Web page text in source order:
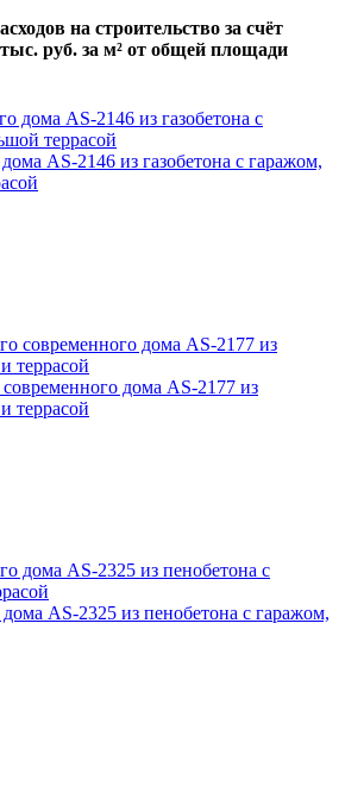
на строительство за счёт
руб. за м² от общей площади
AS-2146 из газобетона с гаражом,
дома AS-2177 из
террасой
AS-2325 из пенобетона с гаражом,